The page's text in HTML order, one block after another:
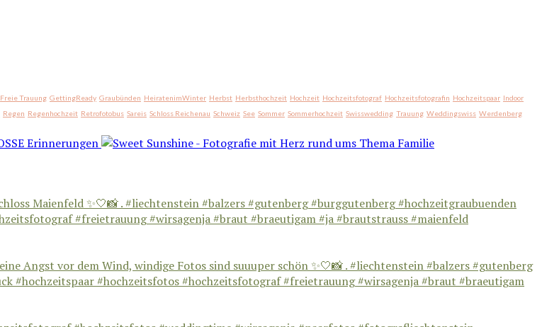
Freie Trauung GettingReady Graubünden HeiratenimWinter Herbst Herbsthochzeit Hochzeit Hochzeitsfotograf Hochzeitsfotografin Hochzeitspaar Indoor
Regen Regenhochzeit Retrofotobus Sareis Schloss Reichenau Schweiz See Sommer Sommerhochzeit Swisswedding Trauung Weddingswiss Werdenberg